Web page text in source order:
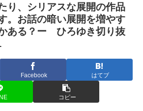
り、シリアスな展開の作品
。お話の暗い展開を増やす
ある？ー ひろゆき切り抜
Facebook はてブ
コピー